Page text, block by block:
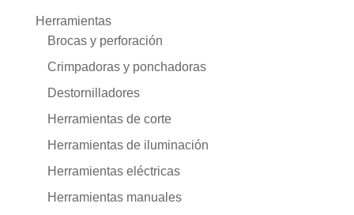
Herramientas
Brocas y perforación
Crimpadoras y ponchadoras
Destornilladores
Herramientas de corte
Herramientas de iluminación
Herramientas eléctricas
Herramientas manuales